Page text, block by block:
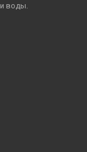
воды.